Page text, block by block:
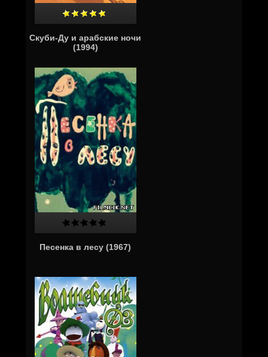
Скуби-Ду и арабские ночи
(1994)
Песенка в лесу (1967)